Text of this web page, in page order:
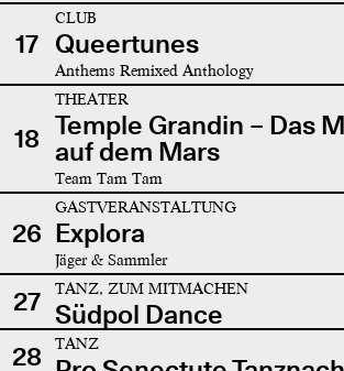
17
CLUB
Queertunes
Anthems Remixed Anthology
18
THEATER
Temple Grandin – Das
auf dem Mars
Team Tam Tam
26
GASTVERANSTALTUNG
Explora
Jäger & Sammler
27 TANZ, ZUM MITMACHEN
Südpol Dance
28
TANZ